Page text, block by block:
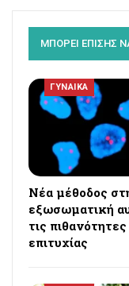
ΜΠΟΡΕΙ ΕΠΙΣΗΣ
ΓΥΝΑΙΚΑ
Νέα μέθοδος
εξωσωματική
τις πιθανότητες
επιτυχίας